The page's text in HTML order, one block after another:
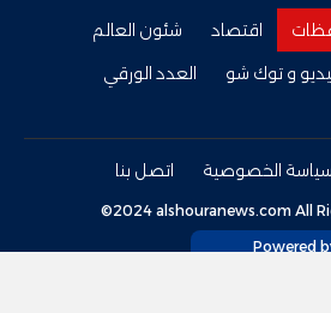
اقتصاد
شئون العالم
و توك شو
العدد الورقي
سياسة الخصوصية اتصل بنا
©2024 alshouranews.com All
Powered